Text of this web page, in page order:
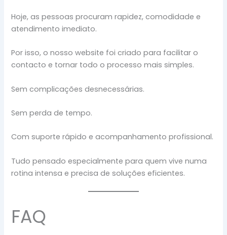
Hoje, as pessoas procuram rapidez, comodidade e
atendimento imediato.
Por isso, o nosso website foi criado para facilitar o
contacto e tornar todo o processo mais simples.
Sem complicações desnecessárias.
Sem perda de tempo.
Com suporte rápido e acompanhamento profissional.
Tudo pensado especialmente para quem vive numa
rotina intensa e precisa de soluções eficientes.
FAQ